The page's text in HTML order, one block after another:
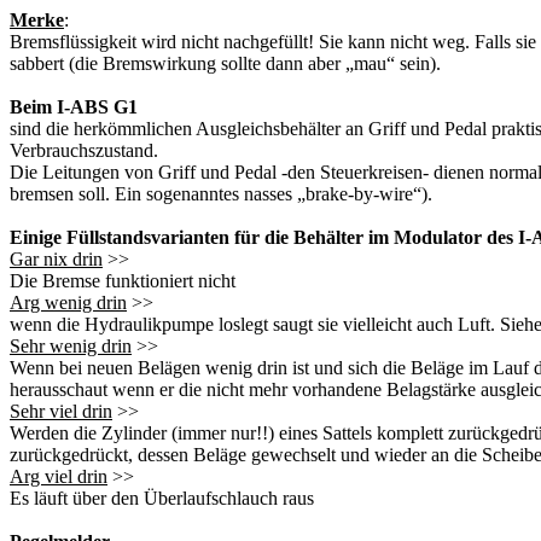
Merke:
Bremsflüssigkeit wird nicht nachgefüllt! Sie kann nicht weg. Falls
sabbert (die Bremswirkung sollte dann aber „mau“ sein).
Beim I-ABS G1
sind die herkömmlichen Ausgleichsbehälter an Griff und Pedal
Verbrauchszustand.
Die Leitungen von Griff und Pedal -den Steuerkreisen- dienen
bremsen soll. Ein sogenanntes nasses „brake-by-wire“).
Einige Füllstandsvarianten für die Behälter im Modulator des I-
Gar nix drin >>
Die Bremse funktioniert nicht
Arg wenig drin >>
wenn die Hydraulikpumpe loslegt saugt sie vielleicht auch Luft.
Sehr wenig drin >>
Wenn bei neuen Belägen wenig drin ist und sich die Beläge im
herausschaut wenn er die nicht mehr vorhandene Belagstärke
Sehr viel drin >>
Werden die Zylinder (immer nur!!) eines Sattels komplett
zurückgedrückt, dessen Beläge gewechselt und wieder an die
Arg viel drin >>
Es läuft über den Überlaufschlauch raus